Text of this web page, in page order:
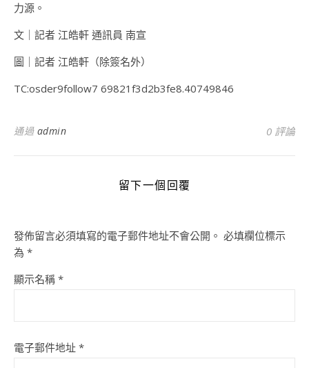
力源。
文｜記者 江皓軒 通訊員 南宣
圖｜記者 江皓軒（除簽名外）
TC:osder9follow7 69821f3d2b3fe8.40749846
通過 admin 0 評論
留下一個回覆
發佈留言必須填寫的電子郵件地址不會公開。 必填欄位標示
為 *
顯示名稱 *
電子郵件地址 *